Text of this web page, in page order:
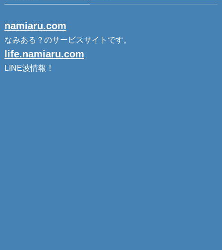
namiaru.com
なみある？のサービスサイトです。
life.namiaru.com
LINE波情報！